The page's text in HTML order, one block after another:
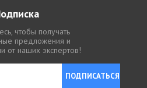
чтобы получать
предложения и
от наших экспертов!
ПОДПИСАТЬСЯ